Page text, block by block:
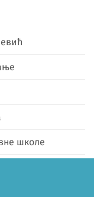
школе